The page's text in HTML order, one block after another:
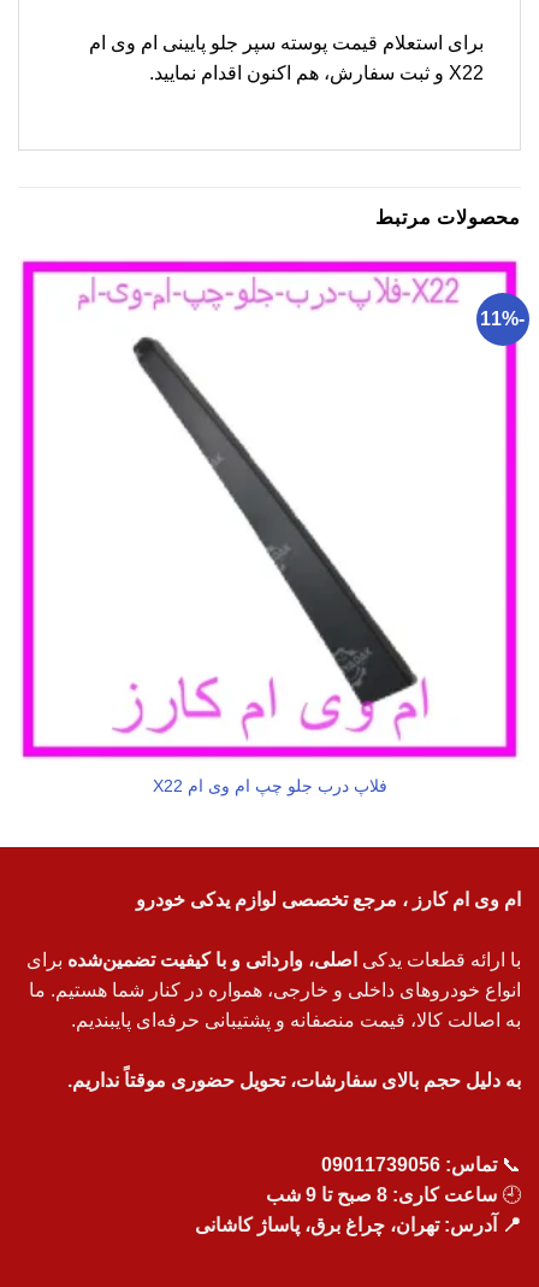
برای استعلام قیمت پوسته سپر جلو پایینی ام وی ام
X22 و ثبت سفارش، هم اکنون اقدام نمایید.
محصولات مرتبط
-11%
فلاپ درب جلو چپ ام وی ام X22
ام وی ام کارز ، مرجع تخصصی لوازم یدکی خودرو
با ارائه قطعات یدکی اصلی، وارداتی و با کیفیت تضمین‌شده برای
انواع خودروهای داخلی و خارجی، همواره در کنار شما هستیم. ما
به اصالت کالا، قیمت منصفانه و پشتیبانی حرفه‌ای پایبندیم.
به دلیل حجم بالای سفارشات، تحویل حضوری موقتاً نداریم.
📞تماس: 09011739056
🕘 ساعت کاری: 8 صبح تا 9 شب
📍 آدرس: تهران، چراغ برق، پاساژ کاشانی